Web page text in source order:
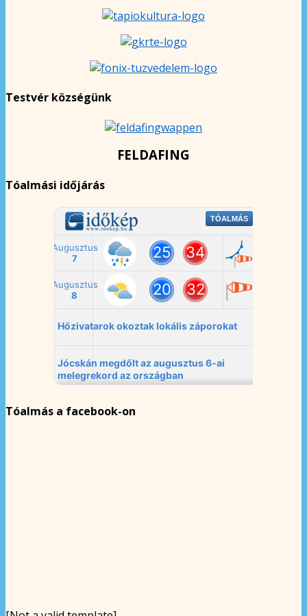
Testvér községünk
FELDAFING
Tóalmási időjárás
Tóalmás a facebook-on